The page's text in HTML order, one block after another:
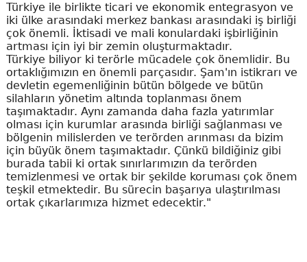
Türkiye ile birlikte ticari ve ekonomik entegrasyon ve
iki ülke arasındaki merkez bankası arasındaki iş birliği
çok önemli. İktisadi ve mali konulardaki işbirliğinin
artması için iyi bir zemin oluşturmaktadır.
Türkiye biliyor ki terörle mücadele çok önemlidir. Bu
ortaklığımızın en önemli parçasıdır. Şam'ın istikrarı ve
devletin egemenliğinin bütün bölgede ve bütün
silahların yönetim altında toplanması önem
taşımaktadır. Aynı zamanda daha fazla yatırımlar
olması için kurumlar arasında birliği sağlanması ve
bölgenin milislerden ve terörden arınması da bizim
için büyük önem taşımaktadır. Çünkü bildiğiniz gibi
burada tabii ki ortak sınırlarımızın da terörden
temizlenmesi ve ortak bir şekilde koruması çok önem
teşkil etmektedir. Bu sürecin başarıya ulaştırılması
ortak çıkarlarımıza hizmet edecektir."